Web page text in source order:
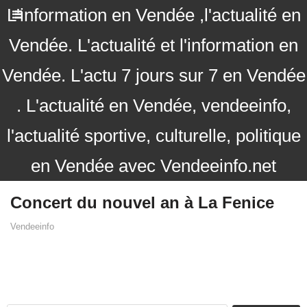
L'information en Vendée ,l'actualité en
Vendée. L'actualité et l'information en
Vendée. L'actu 7 jours sur 7 en Vendée
. L'actualité en Vendée, vendeeinfo,
l'actualité sportive, culturelle, politique
en Vendée avec Vendeeinfo.net
Concert du nouvel an à La Fenice
Vendeeinfo